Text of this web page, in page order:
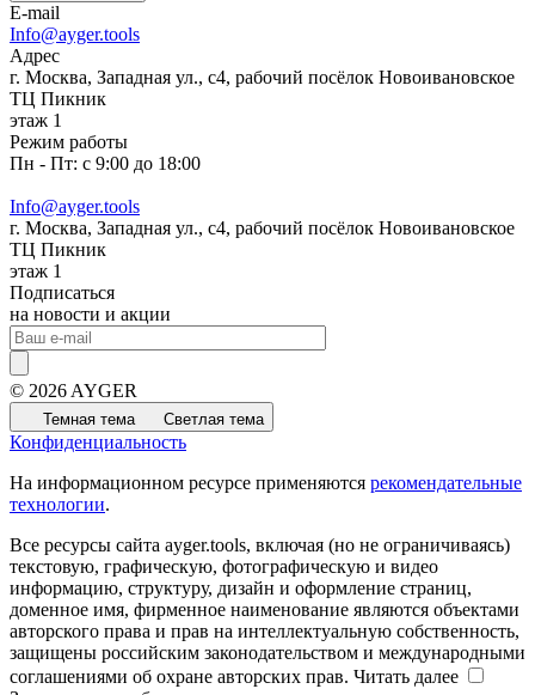
E-mail
Info@ayger.tools
Адрес
г. Москва, Западная ул., с4, рабочий посёлок Новоивановское
ТЦ Пикник
этаж 1
Режим работы
Пн - Пт: с 9:00 до 18:00
Info@ayger.tools
г. Москва, Западная ул., с4, рабочий посёлок Новоивановское
ТЦ Пикник
этаж 1
Подписаться
на новости и акции
© 2026 AYGER
Темная тема Светлая тема
Конфиденциальность
На информационном ресурсе применяются рекомендательные
технологии.
Все ресурсы сайта ayger.tools, включая (но не ограничиваясь)
текстовую, графическую, фотографическую и видео
информацию, структуру, дизайн и оформление страниц,
доменное имя, фирменное наименование являются объектами
авторского права и прав на интеллектуальную собственность,
защищены российским законодательством и международными
соглашениями об охране авторских прав. Читать далее